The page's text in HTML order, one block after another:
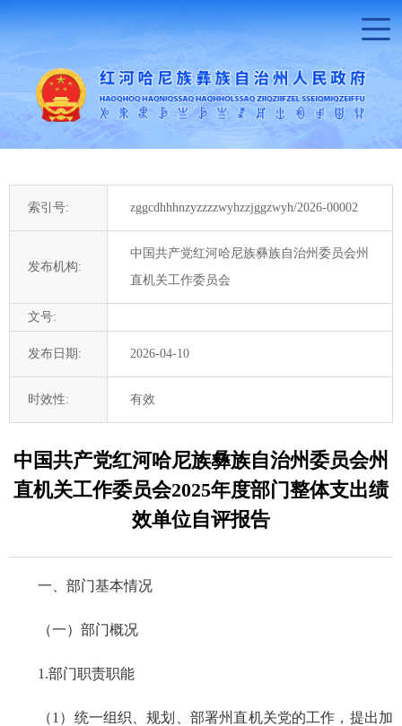
索引号: zggcdhhhnzyzzzzwyhzzjggzwyh/2026-00002
发布机构:
中国共产党红河哈尼族彝族自治州委员会州
直机关工作委员会
文号:
发布日期: 2026-04-10
时效性: 有效
中国共产党红河哈尼族彝族自治州委员会州
直机关工作委员会2025年度部门整体支出绩
效单位自评报告
一、部门基本情况
（一）部门概况
1.部门职责职能
（1）统一组织、规划、部署州直机关党的工作，提出加